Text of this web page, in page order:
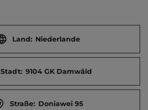
Land: Niederlande
Stadt: 9104 GK Damwâld
Straße: Doniawei 95